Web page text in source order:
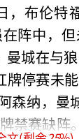
，布伦特
阵中，
曼城在与
牌停赛未
森纳，曼
禁赛缺阵